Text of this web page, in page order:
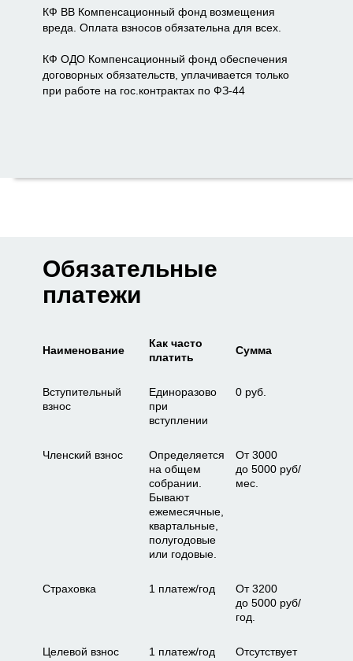
КФ ВВ Компенсационный фонд возмещения
вреда. Оплата взносов обязательна для всех.
КФ ОДО Компенсационный фонд обеспечения
договорных обязательств, уплачивается только
при работе на гос.контрактах по ФЗ-44
Обязательные
платежи
Наименование
Как часто
платить
Сумма
Вступительный
взнос
Единоразово
при
вступлении
0 руб.
Членский взнос
Определяется
на общем
собрании.
Бывают
ежемесячные,
квартальные,
полугодовые
или годовые.
От 3000
до 5000 руб/
мес.
Страховка 1 платеж/год
От 3200
до 5000 руб/
год.
Целевой взнос 1 платеж/год Отсутствует